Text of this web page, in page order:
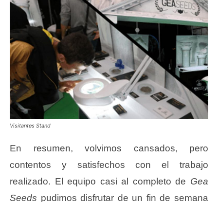
Visitantes Stand
En resumen, volvimos cansados, pero
contentos y satisfechos con el trabajo
realizado. El equipo casi al completo de Gea
Seeds pudimos disfrutar de un fin de semana